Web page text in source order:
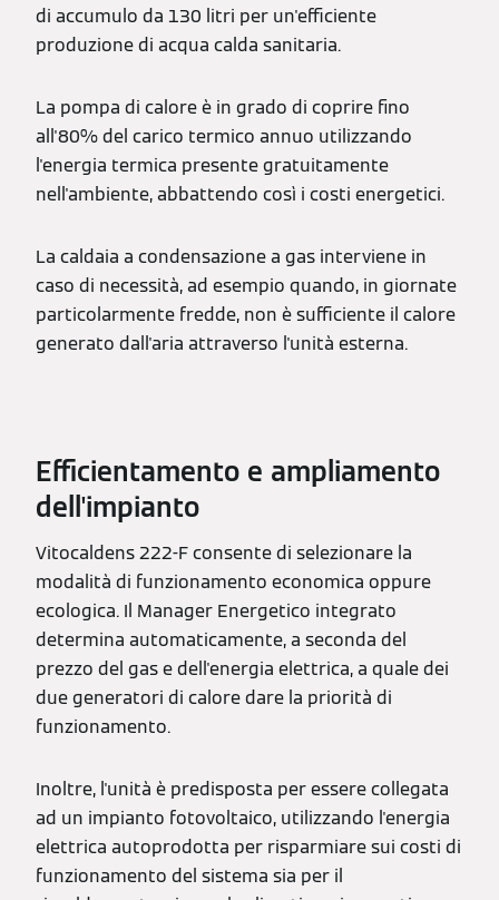
di accumulo da 130 litri per un'efficiente
produzione di acqua calda sanitaria.
La pompa di calore è in grado di coprire fino
all'80% del carico termico annuo utilizzando
l'energia termica presente gratuitamente
nell'ambiente, abbattendo così i costi energetici.
La caldaia a condensazione a gas interviene in
caso di necessità, ad esempio quando, in giornate
particolarmente fredde, non è sufficiente il calore
generato dall'aria attraverso l'unità esterna.
Efficientamento e ampliamento
dell'impianto
Vitocaldens 222-F consente di selezionare la
modalità di funzionamento economica oppure
ecologica. Il Manager Energetico integrato
determina automaticamente, a seconda del
prezzo del gas e dell'energia elettrica, a quale dei
due generatori di calore dare la priorità di
funzionamento.
Inoltre, l'unità è predisposta per essere collegata
ad un impianto fotovoltaico, utilizzando l'energia
elettrica autoprodotta per risparmiare sui costi di
funzionamento del sistema sia per il